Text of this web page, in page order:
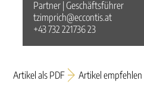
Partner | Geschäftsführer
tzimprich@eccontis.at
+43 732 221736 23
Artikel als PDF Artikel empfehlen